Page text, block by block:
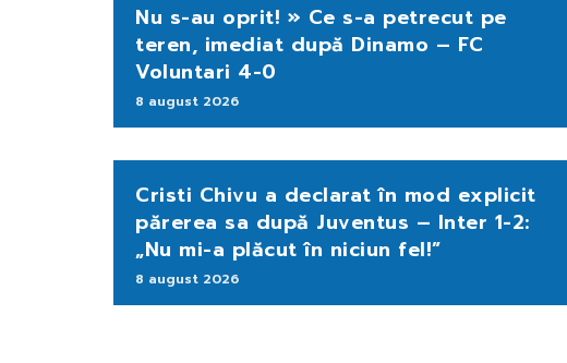
Nu s-au oprit! » Ce s-a petrecut pe
teren, imediat după Dinamo – FC
Voluntari 4-0
8 august 2026
Cristi Chivu a declarat în mod explicit
părerea sa după Juventus – Inter 1-2:
„Nu mi-a plăcut în niciun fel!”
8 august 2026